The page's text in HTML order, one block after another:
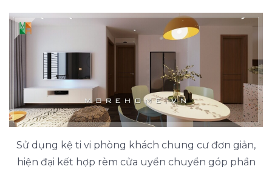
Sử dụng kệ ti vi phòng khách chung cư đơn giản,
hiện đại kết hợp rèm cửa uyển chuyển góp phần